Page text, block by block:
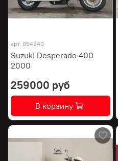
арт. 054940
Suzuki Desperado 400
2000
259000 руб
В корзину